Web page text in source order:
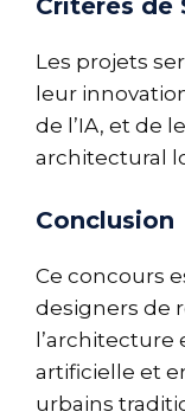
Critères de
Les projets
leur
de l’IA, et de
architectural
Conclusion
Ce concours
designers de
artificielle et
urbains